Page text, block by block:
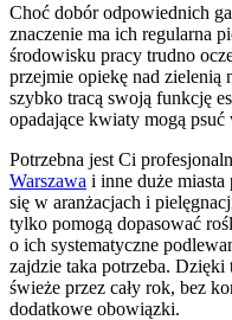
Choć dobór odpowiednich
znaczenie ma ich regularna
środowisku pracy trudno
przejmie opiekę nad zielenią
szybko tracą swoją funkcję
opadające kwiaty mogą
Potrzebna jest Ci
Warszawa i inne duże
się w aranżacjach i
tylko pomogą dopasować
o ich systematyczne
zajdzie taka potrzeba. Dzięki
świeże przez cały rok, bez
dodatkowe obowiązki.